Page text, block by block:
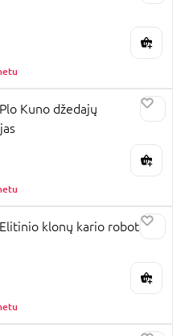
Kuno džedajų
klonų kario robotas